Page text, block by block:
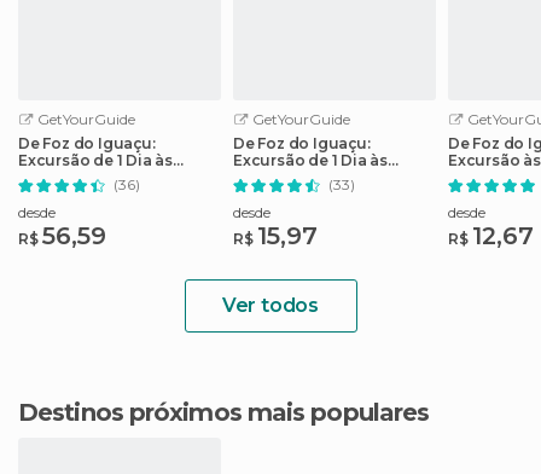
GetYourGuide
De Foz do Iguaçu:
Excursão de 1 Dia às
Cataratas Argentinas
(36)
desde
R$ 56,59
GetYourGuide
De Foz do Iguaçu:
Excursão de 1 Dia às
Cataratas Argentinas
(33)
desde
R$ 15,97
De Foz do
Excursão
Iguaçu
desde
R$ 12,67
Ver todos
Destinos próximos mais populares